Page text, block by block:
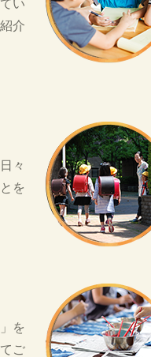
い
介
々
を
を
ご